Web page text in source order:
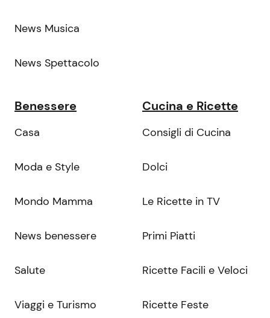
News Musica
News Spettacolo
Benessere
Casa
Moda e Style
Mondo Mamma
News benessere
Salute
Viaggi e Turismo
Cucina e Ricette
Consigli di Cucina
Dolci
Le Ricette in TV
Primi Piatti
Ricette Facili e Veloci
Ricette Feste